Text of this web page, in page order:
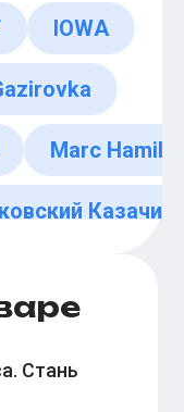
IOWA
Marc
Казачий
Стань